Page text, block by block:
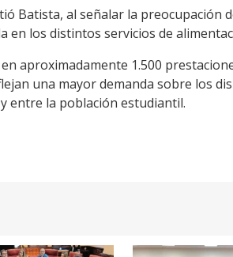
Batista, al señalar la preocupación
los distintos servicios de
aproximadamente 1.500
una mayor demanda sobre los
entre la población estudiantil.